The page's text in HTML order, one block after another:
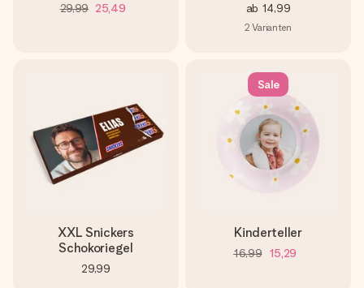
29,99 25,49 ab 14,99
2 Varianten
XXL Snickers
Schokoriegel
29,99
Sale
Kinderteller
16,99 15,29